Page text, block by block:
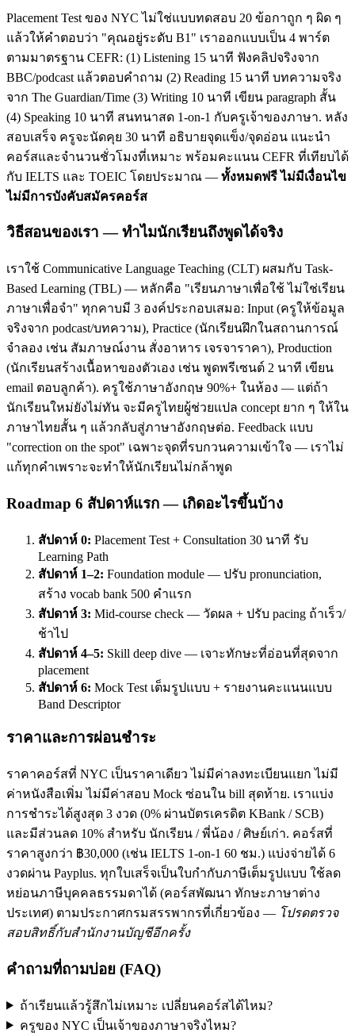
Placement Test ของ NYC ไม่ใช่แบบทดสอบ 20 ข้อกาถูก ๆ ผิด ๆ
แล้วให้คำตอบว่า "คุณอยู่ระดับ B1" เราออกแบบเป็น 4 พาร์ต
ตามมาตรฐาน CEFR: (1) Listening 15 นาที ฟังคลิปจริงจาก
BBC/podcast แล้วตอบคำถาม (2) Reading 15 นาที บทความจริง
จาก The Guardian/Time (3) Writing 10 นาที เขียน paragraph สั้น
(4) Speaking 10 นาที สนทนาสด 1-on-1 กับครูเจ้าของภาษา. หลัง
สอบเสร็จ ครูจะนัดคุย 30 นาที อธิบายจุดแข็ง/จุดอ่อน แนะนำ
คอร์สและจำนวนชั่วโมงที่เหมาะ พร้อมคะแนน CEFR ที่เทียบได้
กับ IELTS และ TOEIC โดยประมาณ — ทั้งหมดฟรี ไม่มีเงื่อนไข
ไม่มีการบังคับสมัครคอร์ส
วิธีสอนของเรา — ทำไมนักเรียนถึงพูดได้จริง
เราใช้ Communicative Language Teaching (CLT) ผสมกับ Task-
Based Learning (TBL) — หลักคือ "เรียนภาษาเพื่อใช้ ไม่ใช่เรียน
ภาษาเพื่อจำ" ทุกคาบมี 3 องค์ประกอบเสมอ: Input (ครูให้ข้อมูล
จริงจาก podcast/บทความ), Practice (นักเรียนฝึกในสถานการณ์
จำลอง เช่น สัมภาษณ์งาน สั่งอาหาร เจรจาราคา), Production
(นักเรียนสร้างเนื้อหาของตัวเอง เช่น พูดพรีเซนต์ 2 นาที เขียน
email ตอบลูกค้า). ครูใช้ภาษาอังกฤษ 90%+ ในห้อง — แต่ถ้า
นักเรียนใหม่ยังไม่ทัน จะมีครูไทยผู้ช่วยแปล concept ยาก ๆ ให้ใน
ภาษาไทยสั้น ๆ แล้วกลับสู่ภาษาอังกฤษต่อ. Feedback แบบ
"correction on the spot" เฉพาะจุดที่รบกวนความเข้าใจ — เราไม่
แก้ทุกคำเพราะจะทำให้นักเรียนไม่กล้าพูด
Roadmap 6 สัปดาห์แรก — เกิดอะไรขึ้นบ้าง
สัปดาห์ 0: Placement Test + Consultation 30 นาที รับ
Learning Path
สัปดาห์ 1–2: Foundation module — ปรับ pronunciation,
สร้าง vocab bank 500 คำแรก
สัปดาห์ 3: Mid-course check — วัดผล + ปรับ pacing ถ้าเร็ว/
ช้าไป
สัปดาห์ 4–5: Skill deep dive — เจาะทักษะที่อ่อนที่สุดจาก
placement
สัปดาห์ 6: Mock Test เต็มรูปแบบ + รายงานคะแนนแบบ
Band Descriptor
ราคาและการผ่อนชำระ
ราคาคอร์สที่ NYC เป็นราคาเดียว ไม่มีค่าลงทะเบียนแยก ไม่มี
ค่าหนังสือเพิ่ม ไม่มีค่าสอบ Mock ซ่อนใน bill สุดท้าย. เราแบ่ง
การชำระได้สูงสุด 3 งวด (0% ผ่านบัตรเครดิต KBank / SCB)
และมีส่วนลด 10% สำหรับ นักเรียน / พี่น้อง / ศิษย์เก่า. คอร์สที่
ราคาสูงกว่า ฿30,000 (เช่น IELTS 1-on-1 60 ชม.) แบ่งจ่ายได้ 6
งวดผ่าน Payplus. ทุกใบเสร็จเป็นใบกำกับภาษีเต็มรูปแบบ ใช้ลด
หย่อนภาษีบุคคลธรรมดาได้ (คอร์สพัฒนา ทักษะภาษาต่าง
ประเทศ) ตามประกาศกรมสรรพากรที่เกี่ยวข้อง — โปรดตรวจ
สอบสิทธิ์กับสำนักงานบัญชีอีกครั้ง
คำถามที่ถามบ่อย (FAQ)
ถ้าเรียนแล้วรู้สึกไม่เหมาะ เปลี่ยนคอร์สได้ไหม?
ครูของ NYC เป็นเจ้าของภาษาจริงไหม?